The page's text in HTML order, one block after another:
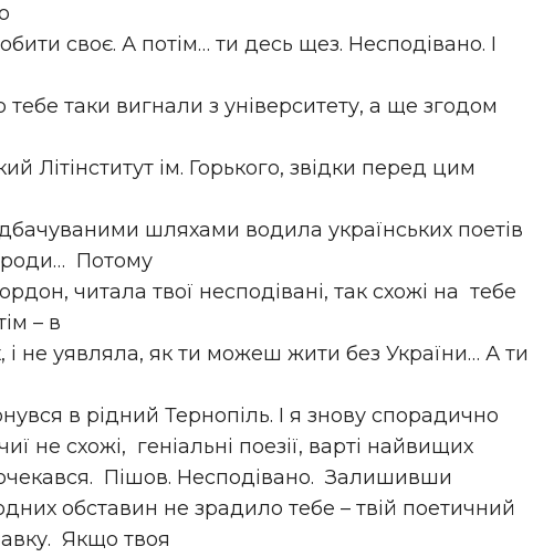
своє. А потім… ти десь щез. Несподівано. І
таки вигнали з університету, а ще згодом
Літінститут ім. Горького, звідки перед цим
шляхами водила українських поетів
Потому
читала твої несподівані, так схожі на тебе
– в
і не уявляла, як ти можеш жити без України… А ти
в рідний Тернопіль. І я знову спорадично
не схожі, геніальні поезії, варті найвищих
Пішов. Несподівано. Залишивши
обставин не зрадило тебе – твій поетичний
Якщо твоя